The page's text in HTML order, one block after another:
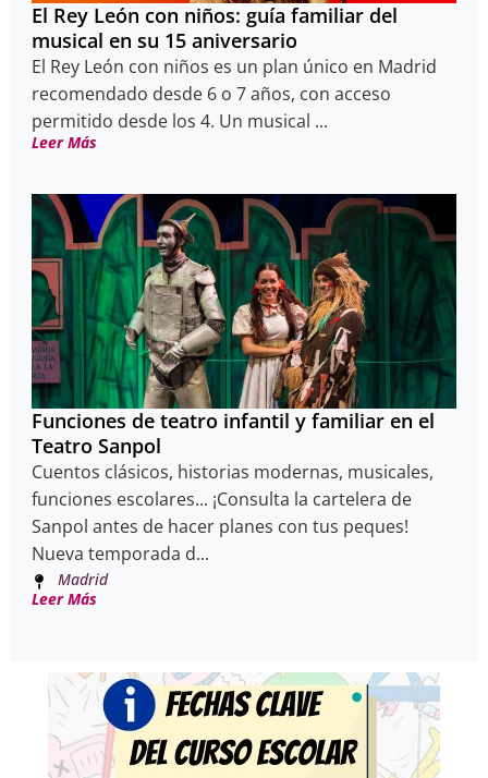
El Rey León con niños: guía familiar del
musical en su 15 aniversario
El Rey León con niños es un plan único en Madrid
recomendado desde 6 o 7 años, con acceso
permitido desde los 4. Un musical ...
Leer Más
Funciones de teatro infantil y familiar en el
Teatro Sanpol
Cuentos clásicos, historias modernas, musicales,
funciones escolares... ¡Consulta la cartelera de
Sanpol antes de hacer planes con tus peques!
Nueva temporada d...
Madrid
Leer Más